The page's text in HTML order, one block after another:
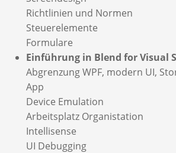
Richtlinien und Normen
Steuerelemente
Formulare
Einführung in Blend for Visual
Abgrenzung WPF, modern UI,
App
Device Emulation
Arbeitsplatz Organistation
Intellisense
UI Debugging